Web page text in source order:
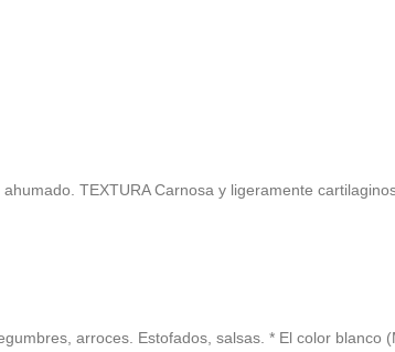
TEXTURA Carnosa y ligeramente
arroces. Estofados, salsas. * El color